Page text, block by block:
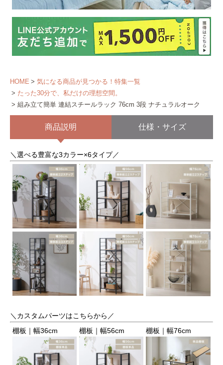
HOME
気になる商品が見つかる！特集一覧
たった30分で、私だけの理想空間。
組み立て簡単 連結スチールラック 76cm 3段 ナチュラルオーク
商品説明 仕様・サイズ
＼選べる豊富な3カラー×6タイプ／
＼カスタムパーツはこちらから／
棚板｜幅36cm
棚板｜幅56cm 棚板｜幅76cm